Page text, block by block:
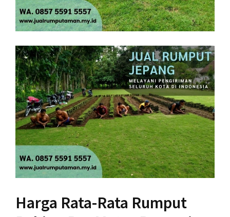
Harga Rata-Rata Rumput